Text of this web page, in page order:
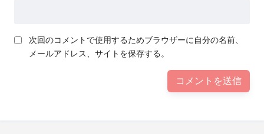
次回のコメントで使用するためブラウザーに自分の名前、
メールアドレス、サイトを保存する。